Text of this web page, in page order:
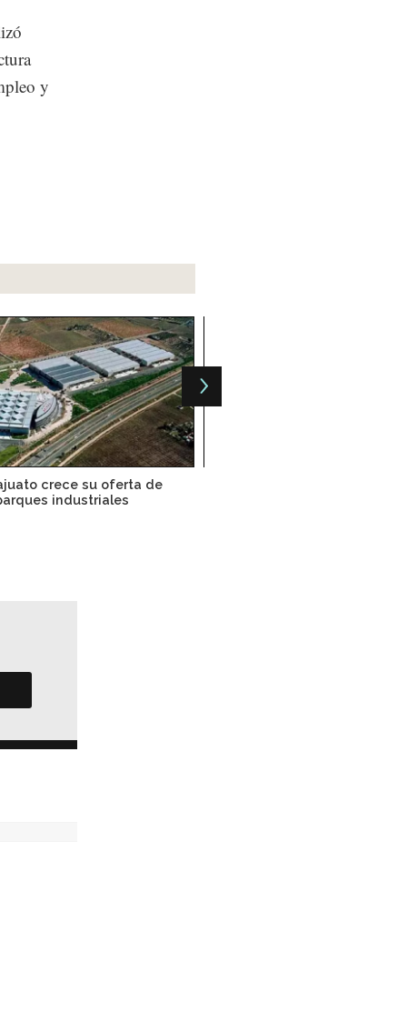
y
crece su oferta de
industriales